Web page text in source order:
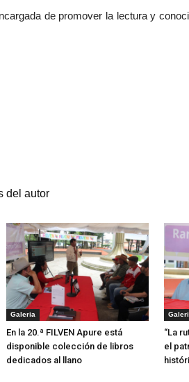
de promover la lectura y
del autor
Galeria
En la 20.ª FILVEN Apure está
disponible colección de libros
dedicados al llano
“La
el